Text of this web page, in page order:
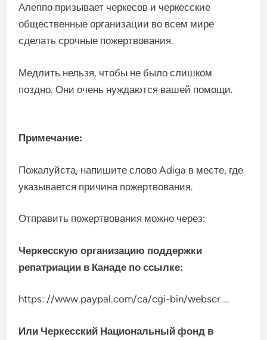
Алеппо призывает черкесов и черкесские
общественные организации во всем мире
сделать срочные пожертвования.
Медлить нельзя, чтобы не было слишком
поздно. Они очень нуждаются вашей помощи.
Примечание:
Пожалуйста, напишите слово Adiga в месте, где
указывается причина пожертвования.
Отправить пожертвования можно через:
Черкесскую организацию поддержки
репатриации в Канаде по ссылке:
https: //www.paypal.com/ca/cgi-bin/webscr …
Или Черкесский Национальный фонд в